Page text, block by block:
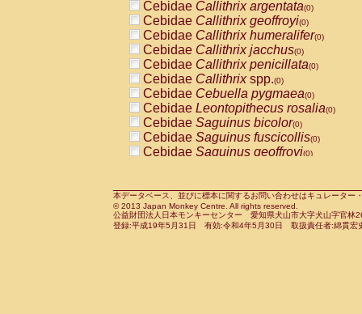
PitheciidaeCallicebus torquatus
PitheciidaeCallicebusspp.(0)
PitheciidaeChiropotes satanas(0)
PitheciidaePithecia monachus
PitheciidaePithecia pithecia(0)
CercopithecidaeCercocebus agilis
CercopithecidaeCercocebus
CercopithecidaeCercocebus
CercopithecidaeCercocebus
CercopithecidaeCercocebus
CercopithecidaeCercocebushybrid
CercopithecidaePapio anubis(0)
CercopithecidaePapio cynocephalus
CercopithecidaePapio hamadryas(0)
Cebidae Callithrix argentata(0)
Cebidae Callithrix geoffroyi(0)
Cebidae Callithrix humeralifer(0)
Cebidae Callithrix jacchus(0)
Cebidae Callithrix penicillata(0)
Cebidae Callithrixspp.(0)
Cebidae Cebuella pygmaea(0)
Cebidae Leontopithecus rosalia(0)
Cebidae Saguinus bicolor(0)
Cebidae Saguinus fuscicollis(0)
Cebidae Saguinus geoffroyi(0)
CebidaeSaguinus leucopus(0)
CebidaeSaguinus midas(0)
Cebidae Saguinus mystax(0)
本データベース、並びに標本に関するお問い合わせはキュレータ
© 2013 Japan Monkey Centre. All rights reserved.
公益財団法人日本モンキーセンター 愛知県犬山市大字犬山字官
登録:平成19年5月31日 有効:令和4年5月30日 取扱責任者:綿貫宏